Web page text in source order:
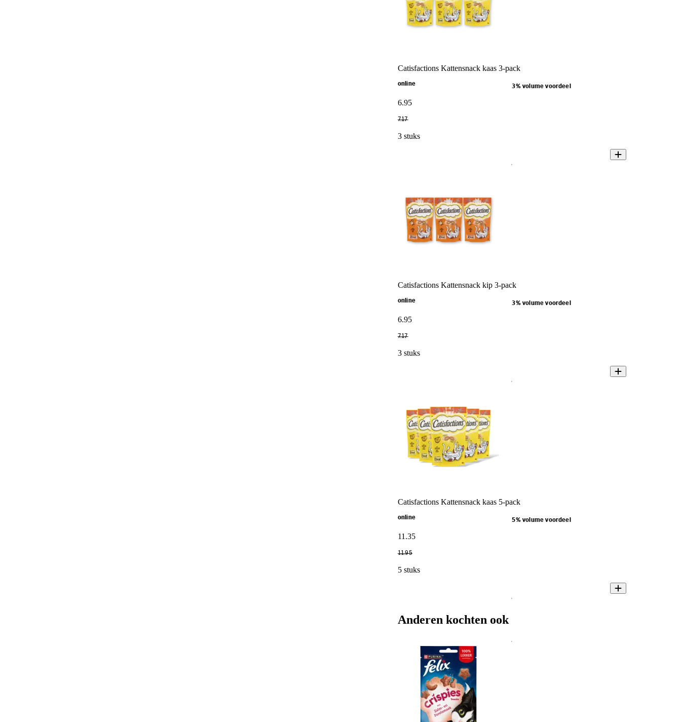
Catisfactions Kattensnack kaas 3-pack
online 3% volume voordeel
6.95
7.17
3 stuks
Catisfactions Kattensnack kip 3-pack
online 3% volume voordeel
6.95
7.17
3 stuks
Catisfactions Kattensnack kaas 5-pack
online 5% volume voordeel
11 .35
11.95
5 stuks
Anderen kochten ook